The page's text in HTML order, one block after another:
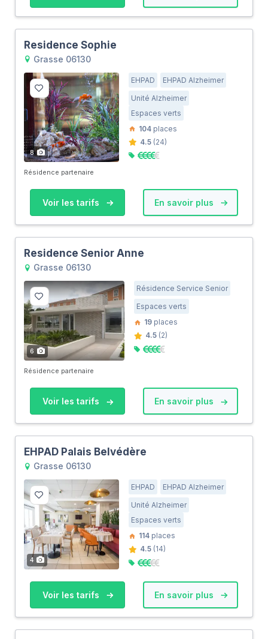
Residence Sophie
Grasse 06130
8
EHPAD
EHPAD Alzheimer
Unité Alzheimer
Espaces verts
104 places
4.5 (24)
Résidence partenaire
Voir les tarifs En savoir plus
Residence Senior Anne
Grasse 06130
6
Résidence Service Senior
Espaces verts
19 places
4.5 (2)
Résidence partenaire
Voir les tarifs En savoir plus
EHPAD Palais Belvédère
Grasse 06130
4
EHPAD
EHPAD Alzheimer
Unité Alzheimer
Espaces verts
114 places
4.5 (14)
Voir les tarifs En savoir plus